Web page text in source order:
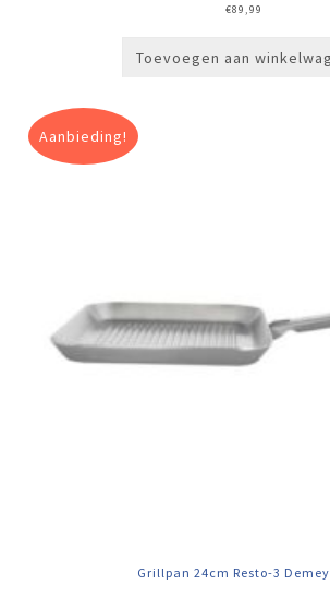
€89,99
Toevoegen aan
Aanbieding!
Grillpan 24cm Resto-3